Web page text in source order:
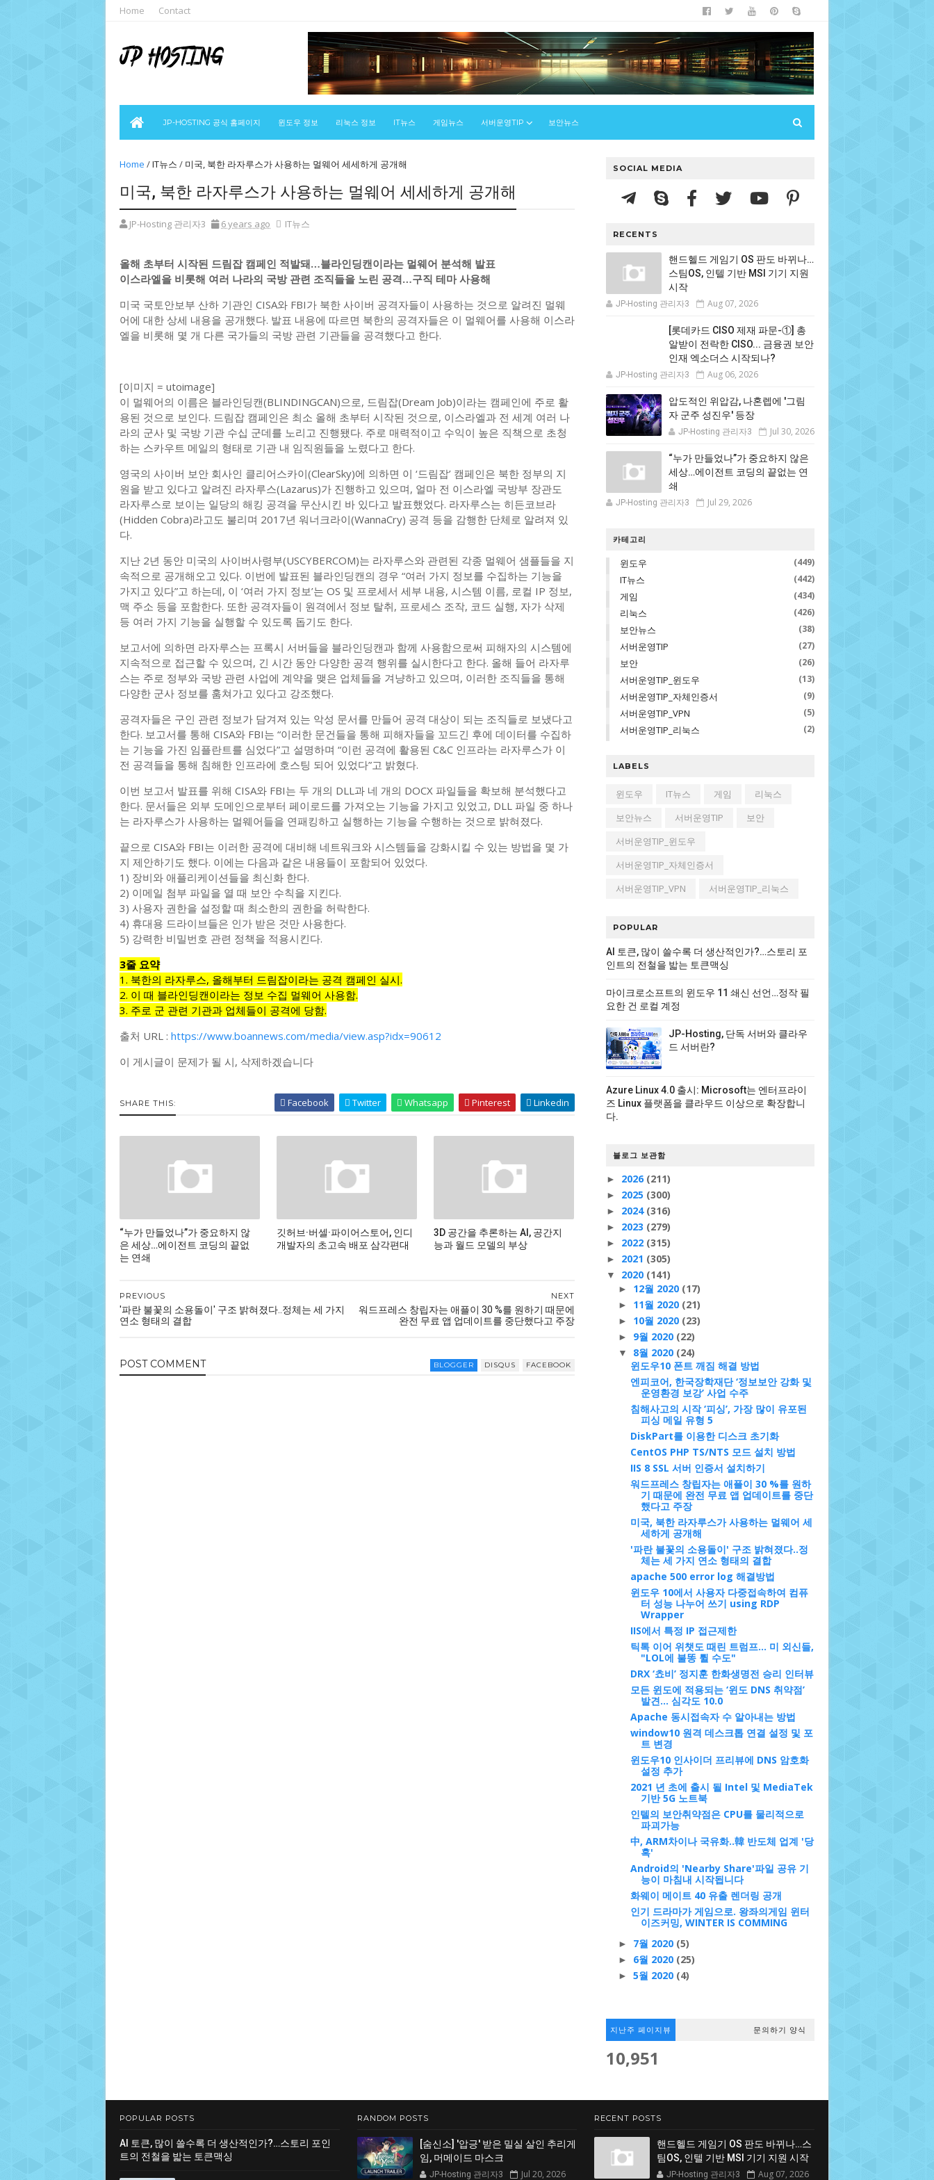
Home Contact
JP-HOSTING 공식 홈페이지 윈도우 정보 리눅스 정보 IT뉴스 게임뉴스 서버운영TIP 보안뉴스
Home /IT뉴스 / 미국, 북한 라자루스가 사용하는 멀웨어 세세하게 공개해
미국, 북한 라자루스가 사용하는 멀웨어 세세하게 공개해
JP-Hosting 관리자3 6 years ago IT뉴스
올해 초부터 시작된 드림잡 캠페인 적발돼…블라인딩캔이라는 멀웨어 분석해 발표
이스라엘을 비롯해 여러 나라의 국방 관련 조직들을 노린 공격…구직 테마 사용해
미국 국토안보부 산하 기관인 CISA와 FBI가 북한 사이버 공격자들이 사용하는 것으로 알려진 멀웨
어에 대한 상세 내용을 공개했다. 발표 내용에 따르면 북한의 공격자들은 이 멀웨어를 사용해 이스라
엘을 비롯해 몇 개 다른 국가들의 국방 관련 기관들을 공격했다고 한다.
[이미지 = utoimage]
이 멀웨어의 이름은 블라인딩캔(BLINDINGCAN)으로, 드림잡(Dream Job)이라는 캠페인에 주로 활
용된 것으로 보인다. 드림잡 캠페인은 최소 올해 초부터 시작된 것으로, 이스라엘과 전 세계 여러 나
라의 군사 및 국방 기관 수십 군데를 노리고 진행됐다. 주로 매력적이고 수익이 높은 직책으로 초청
하는 스카우트 메일의 형태로 기관 내 임직원들을 노렸다고 한다.
영국의 사이버 보안 회사인 클리어스카이(ClearSky)에 의하면 이 ‘드림잡’ 캠페인은 북한 정부의 지
원을 받고 있다고 알려진 라자루스(Lazarus)가 진행하고 있으며, 얼마 전 이스라엘 국방부 장관도
라자루스로 보이는 일당의 해킹 공격을 무산시킨 바 있다고 발표했었다. 라자루스는 히든코브라
(Hidden Cobra)라고도 불리며 2017년 워너크라이(WannaCry) 공격 등을 감행한 단체로 알려져 있
다.
지난 2년 동안 미국의 사이버사령부(USCYBERCOM)는 라자루스와 관련된 각종 멀웨어 샘플들을 지
속적으로 공개해오고 있다. 이번에 발표된 블라인딩캔의 경우 “여러 가지 정보를 수집하는 기능을
가지고 있다”고 하는데, 이 ‘여러 가지 정보’는 OS 및 프로세서 세부 내용, 시스템 이름, 로컬 IP 정보,
맥 주소 등을 포함한다. 또한 공격자들이 원격에서 정보 탈취, 프로세스 조작, 코드 실행, 자가 삭제
등 여러 가지 기능을 실행할 수 있도록 돕기도 한다.
보고서에 의하면 라자루스는 프록시 서버들을 블라인딩캔과 함께 사용함으로써 피해자의 시스템에
지속적으로 접근할 수 있으며, 긴 시간 동안 다양한 공격 행위를 실시한다고 한다. 올해 들어 라자루
스는 주로 정부와 국방 관련 사업에 계약을 맺은 업체들을 겨냥하고 있으며, 이러한 조직들을 통해
다양한 군사 정보를 훔쳐가고 있다고 강조했다.
공격자들은 구인 관련 정보가 담겨져 있는 악성 문서를 만들어 공격 대상이 되는 조직들로 보냈다고
한다. 보고서를 통해 CISA와 FBI는 “이러한 문건들을 통해 피해자들을 꼬드긴 후에 데이터를 수집하
는 기능을 가진 임플란트를 심었다”고 설명하며 “이런 공격에 활용된 C&C 인프라는 라자루스가 이
전 공격들을 통해 침해한 인프라에 호스팅 되어 있었다”고 밝혔다.
이번 보고서 발표를 위해 CISA와 FBI는 두 개의 DLL과 네 개의 DOCX 파일들을 확보해 분석했다고
한다. 문서들은 외부 도메인으로부터 페이로드를 가져오는 기능을 가지고 있었고, DLL 파일 중 하나
는 라자루스가 사용하는 멀웨어들을 연패킹하고 실행하는 기능을 수행하는 것으로 밝혀졌다.
끝으로 CISA와 FBI는 이러한 공격에 대비해 네트워크와 시스템들을 강화시킬 수 있는 방법을 몇 가
지 제안하기도 했다. 이에는 다음과 같은 내용들이 포함되어 있었다.
1) 장비와 애플리케이션들을 최신화 한다.
2) 이메일 첨부 파일을 열 때 보안 수칙을 지킨다.
3) 사용자 권한을 설정할 때 최소한의 권한을 허락한다.
4) 휴대용 드라이브들은 인가 받은 것만 사용한다.
5) 강력한 비밀번호 관련 정책을 적용시킨다.
3줄 요약
1. 북한의 라자루스, 올해부터 드림잡이라는 공격 캠페인 실시.
2. 이 때 블라인딩캔이라는 정보 수집 멀웨어 사용함.
3. 주로 군 관련 기관과 업체들이 공격에 당함.
출처 URL : https://www.boannews.com/media/view.asp?idx=90612
이 게시글이 문제가 될 시, 삭제하겠습니다
SHARE THIS: Facebook Twitter Whatsapp Pinterest Linkedin
“누가 만들었나”가 중요하지 않
은 세상…에이전트 코딩의 끝없
는 연쇄
깃허브·버셀·파이어스토어, 인디
개발자의 초고속 배포 삼각편대
3D 공간을 추론하는 AI, 공간지
능과 월드 모델의 부상
NEXT
워드프레스 창립자는 애플이 30 %를 원하기 때문에
완전 무료 앱 업데이트를 중단했다고 주장
PREVIOUS
'파란 불꽃의 소용돌이' 구조 밝혀졌다..정체는 세 가지
연소 형태의 결합
POST COMMENT BLOGGER DISQUS FACEBOOK
SOCIAL MEDIA
RECENTS
핸드헬드 게임기 OS 판도 바뀌나…
스팀OS, 인텔 기반 MSI 기기 지원
시작
JP-Hosting 관리자3 Aug 07, 2026
[롯데카드 CISO 제재 파문-①] 총
알받이 전락한 CISO... 금융권 보안
인재 엑소더스 시작되나?
JP-Hosting 관리자3 Aug 06, 2026
압도적인 위압감, 나혼렙에 '그림
자 군주 성진우' 등장
JP-Hosting 관리자3 Jul 30, 2026
“누가 만들었나”가 중요하지 않은
세상…에이전트 코딩의 끝없는 연
쇄
JP-Hosting 관리자3 Jul 29, 2026
카테고리
윈도우 (449)
IT뉴스 (442)
게임 (434)
리눅스 (426)
보안뉴스 (38)
서버운영TIP (27)
보안 (26)
서버운영TIP_윈도우 (13)
서버운영TIP_자체인증서 (9)
서버운영TIP_VPN (5)
서버운영TIP_리눅스 (2)
LABELS
윈도우 IT뉴스 게임
리눅스
보안뉴스
서버운영TIP
보안
서버운영TIP_윈도우
서버운영TIP_자체인증서
서버운영TIP_VPN
서버운영TIP_리눅스
POPULAR
AI 토큰, 많이 쓸수록 더 생산적인가?…스토리 포
인트의 전철을 밟는 토큰맥싱
마이크로소프트의 윈도우 11 쇄신 선언…정작 필
요한 건 로컬 계정
JP-Hosting, 단독 서버와 클라우
드 서버란?
Azure Linux 4.0 출시: Microsoft는 엔터프라이
즈 Linux 플랫폼을 클라우드 이상으로 확장합니
다.
블로그 보관함
► 2026 (211)
► 2025 (300)
► 2024 (316)
► 2023 (279)
► 2022 (315)
► 2021 (305)
▼ 2020 (141)
► 12월 2020 (17)
► 11월 2020 (21)
► 10월 2020 (23)
► 9월 2020 (22)
▼ 8월 2020 (24)
윈도우10 폰트 깨짐 해결 방법
엔피코어, 한국장학재단 ‘정보보안 강화 및
운영환경 보강’ 사업 수주
침해사고의 시작 ‘피싱’, 가장 많이 유포된
피싱 메일 유형 5
DiskPart를 이용한 디스크 초기화
CentOS PHP TS/NTS 모드 설치 방법
IIS 8 SSL 서버 인증서 설치하기
워드프레스 창립자는 애플이 30 %를 원하
기 때문에 완전 무료 앱 업데이트를 중단
했다고 주장
미국, 북한 라자루스가 사용하는 멀웨어 세
세하게 공개해
'파란 불꽃의 소용돌이' 구조 밝혀졌다..정
체는 세 가지 연소 형태의 결합
apache 500 error log 해결방법
윈도우 10에서 사용자 다중접속하여 컴퓨
터 성능 나누어 쓰기 using RDP
Wrapper
IIS에서 특정 IP 접근제한
틱톡 이어 위챗도 때린 트럼프… 미 외신들,
"LOL에 불똥 튈 수도"
DRX ‘쵸비’ 정지훈 한화생명전 승리 인터뷰
모든 윈도에 적용되는 ‘윈도 DNS 취약점’
발견... 심각도 10.0
Apache 동시접속자 수 알아내는 방법
window10 원격 데스크톱 연결 설정 및 포
트 변경
윈도우10 인사이더 프리뷰에 DNS 암호화
설정 추가
2021 년 초에 출시 될 Intel 및 MediaTek
기반 5G 노트북
인텔의 보안취약점은 CPU를 물리적으로
파괴가능
中, ARM차이나 국유화..韓 반도체 업계 '당
혹'
Android의 'Nearby Share'파일 공유 기
능이 마침내 시작됩니다
화웨이 메이트 40 유출 렌더링 공개
인기 드라마가 게임으로. 왕좌의게임 윈터
이즈커밍, WINTER IS COMMING
► 7월 2020 (5)
► 6월 2020 (25)
► 5월 2020 (4)
지난주 페이지뷰 문의하기 양식
10,951
POPULAR POSTS
AI 토큰, 많이 쓸수록 더 생산적인가?…스토리 포인
트의 전철을 밟는 토큰맥싱
RANDOM POSTS
[숨신소] '압긍' 받은 밀실 살인 추리게
임, 머메이드 마스크
JP-Hosting 관리자3 Jul 20, 2026
RECENT POSTS
핸드헬드 게임기 OS 판도 바뀌나…스
팀OS, 인텔 기반 MSI 기기 지원 시작
JP-Hosting 관리자3 Aug 07, 2026